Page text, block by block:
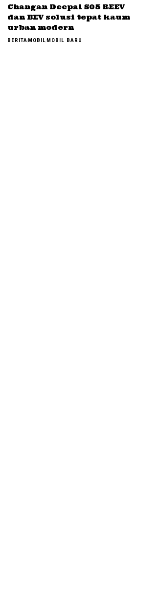
Changan Deepal S05 REEV
dan BEV solusi tepat kaum
urban modern
BERITAMOBILMOBIL BARU